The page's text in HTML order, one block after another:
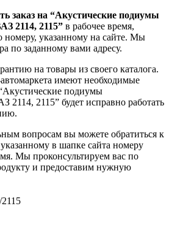
заказ на “Акустические подиумы
2114, 2115” в рабочее время,
номеру, указанному на сайте. Мы
по заданному вами адресу.
на товары из своего каталога.
имеют необходимые
подиумы
2114, 2115” будет исправно работать
вопросам вы можете обратиться к
в шапке сайта номеру
Мы проконсультируем вас по
и предоставим нужную
2115